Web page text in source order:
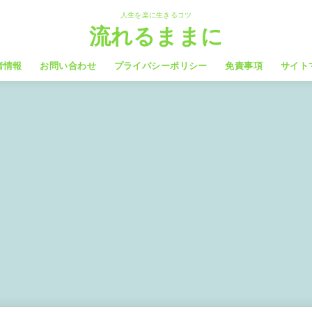
人生を楽に生きるコツ
流れるままに
情報 お問い合わせ プライバシーポリシー 免責事項 サイト